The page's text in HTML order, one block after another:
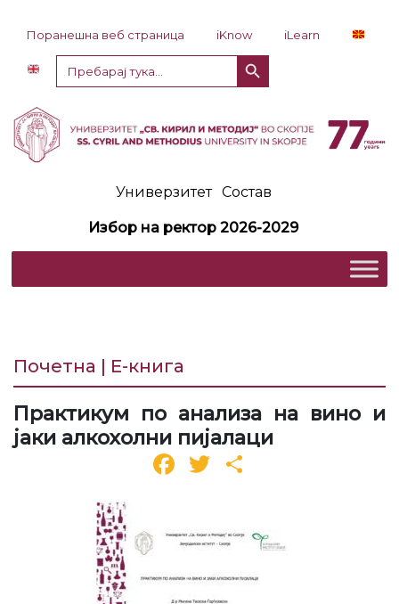
Поранешна веб страница iKnow
iLearn
Пребарај
за:
Копче за пребарување
Универзитет Состав
Избор на ректор 2026-2029
Почетна | Е-книга
Практикум по анализа на вино и
јаки алкохолни пијалаци
Facebook
Twitter